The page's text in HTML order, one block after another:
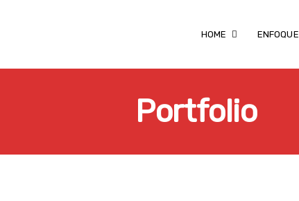
HOME ENFOQUE
Portfolio